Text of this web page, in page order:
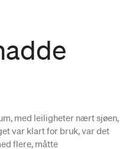
med leiligheter nært sjøen,
var klart for bruk, var det
flere, måtte